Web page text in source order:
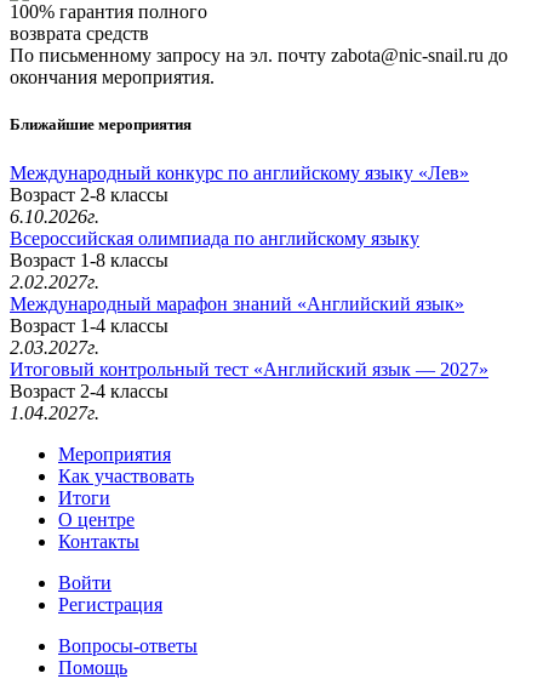
100% гарантия полного
возврата средств
По письменному запросу на эл. почту zabota@nic-snail.ru до
окончания мероприятия.
Ближайшие мероприятия
Международный конкурс по английскому языку «Лев»
Возраст 2-8 классы
6.10.2026г.
Всероссийская олимпиада по английскому языку
Возраст 1-8 классы
2.02.2027г.
Международный марафон знаний «Английский язык»
Возраст 1-4 классы
2.03.2027г.
Итоговый контрольный тест «Английский язык — 2027»
Возраст 2-4 классы
1.04.2027г.
Мероприятия
Как участвовать
Итоги
О центре
Контакты
Войти
Регистрация
Вопросы-ответы
Помощь